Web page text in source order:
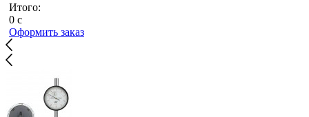
Итого:
0 c
Оформить заказ